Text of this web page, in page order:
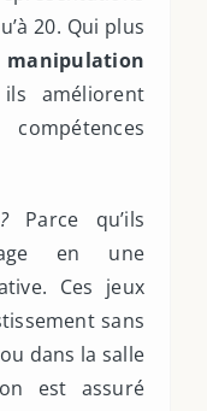
20. Qui plus
manipulation
ils améliorent
Parce qu’ils
en une
Ces jeux
sans
dans la salle
est assuré